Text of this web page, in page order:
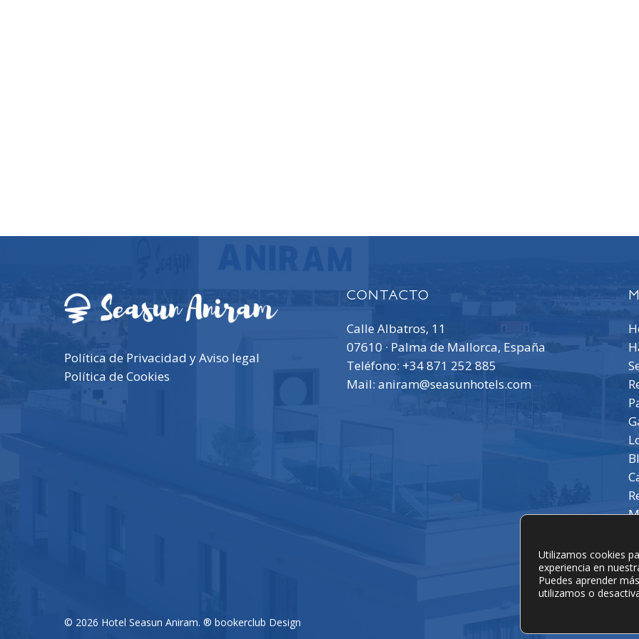
Política de Privacidad y Aviso legal
Política de Cookies
CONTACTO
Calle Albatros, 11
07610 · Palma de Mallorca, España
Teléfono: +34 871 252 885
Mail: aniram@seasunhotels.com
© 2026 Hotel Seasun Aniram. ® bookerclub Design
Utilizamos cookies
experiencia en
Puedes aprender
utilizamos o